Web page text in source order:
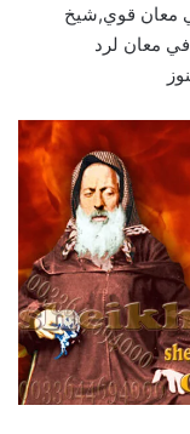
معان قوي,شيخ
معان لرد